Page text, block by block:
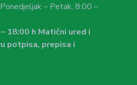
Ponedjeljak – Petak, 8:00 –
18:00 h Matični ured i
potpisa, prepisa i